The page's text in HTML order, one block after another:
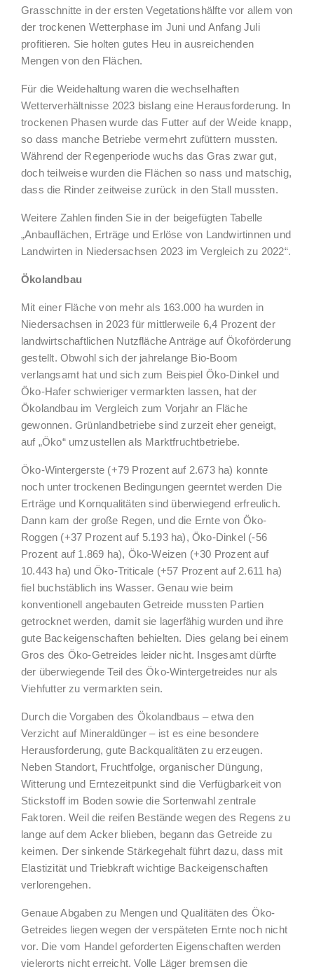
Grasschnitte in der ersten Vegetationshälfte vor allem von
der trockenen Wetterphase im Juni und Anfang Juli
profitieren. Sie holten gutes Heu in ausreichenden
Mengen von den Flächen.
Für die Weidehaltung waren die wechselhaften
Wetterverhältnisse 2023 bislang eine Herausforderung. In
trockenen Phasen wurde das Futter auf der Weide knapp,
so dass manche Betriebe vermehrt zufüttern mussten.
Während der Regenperiode wuchs das Gras zwar gut,
doch teilweise wurden die Flächen so nass und matschig,
dass die Rinder zeitweise zurück in den Stall mussten.
Weitere Zahlen finden Sie in der beigefügten Tabelle
„Anbauflächen, Erträge und Erlöse von Landwirtinnen und
Landwirten in Niedersachsen 2023 im Vergleich zu 2022“.
Ökolandbau
Mit einer Fläche von mehr als 163.000 ha wurden in
Niedersachsen in 2023 für mittlerweile 6,4 Prozent der
landwirtschaftlichen Nutzfläche Anträge auf Ökoförderung
gestellt. Obwohl sich der jahrelange Bio-Boom
verlangsamt hat und sich zum Beispiel Öko-Dinkel und
Öko-Hafer schwieriger vermarkten lassen, hat der
Ökolandbau im Vergleich zum Vorjahr an Fläche
gewonnen. Grünlandbetriebe sind zurzeit eher geneigt,
auf „Öko“ umzustellen als Marktfruchtbetriebe.
Öko-Wintergerste (+79 Prozent auf 2.673 ha) konnte
noch unter trockenen Bedingungen geerntet werden Die
Erträge und Kornqualitäten sind überwiegend erfreulich.
Dann kam der große Regen, und die Ernte von Öko-
Roggen (+37 Prozent auf 5.193 ha), Öko-Dinkel (-56
Prozent auf 1.869 ha), Öko-Weizen (+30 Prozent auf
10.443 ha) und Öko-Triticale (+57 Prozent auf 2.611 ha)
fiel buchstäblich ins Wasser. Genau wie beim
konventionell angebauten Getreide mussten Partien
getrocknet werden, damit sie lagerfähig wurden und ihre
gute Backeigenschaften behielten. Dies gelang bei einem
Gros des Öko-Getreides leider nicht. Insgesamt dürfte
der überwiegende Teil des Öko-Wintergetreides nur als
Viehfutter zu vermarkten sein.
Durch die Vorgaben des Ökolandbaus – etwa den
Verzicht auf Mineraldünger – ist es eine besondere
Herausforderung, gute Backqualitäten zu erzeugen.
Neben Standort, Fruchtfolge, organischer Düngung,
Witterung und Erntezeitpunkt sind die Verfügbarkeit von
Stickstoff im Boden sowie die Sortenwahl zentrale
Faktoren. Weil die reifen Bestände wegen des Regens zu
lange auf dem Acker blieben, begann das Getreide zu
keimen. Der sinkende Stärkegehalt führt dazu, dass mit
Elastizität und Triebkraft wichtige Backeigenschaften
verlorengehen.
Genaue Abgaben zu Mengen und Qualitäten des Öko-
Getreides liegen wegen der verspäteten Ernte noch nicht
vor. Die vom Handel geforderten Eigenschaften werden
vielerorts nicht erreicht. Volle Läger bremsen die